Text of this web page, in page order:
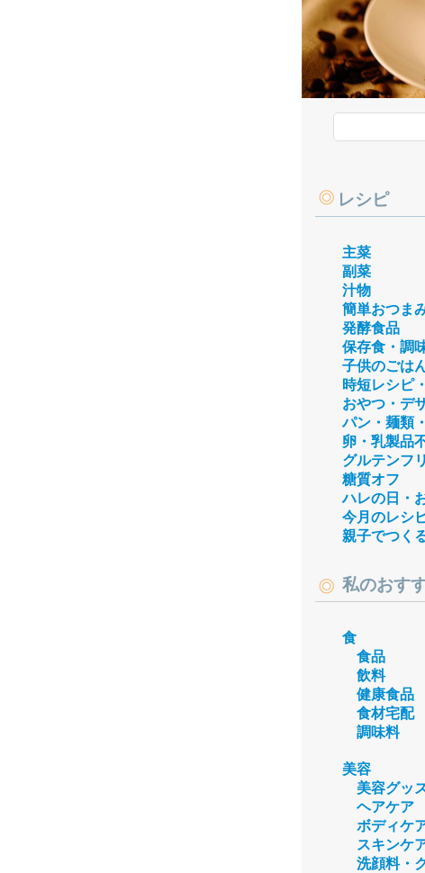
レシピ
主菜
副菜
汁物
簡単おつま
発酵食品
保存食・調
子供のごは
時短レシピ
おやつ・デ
パン・麺類
卵・乳製品
グルテンフ
糖質オフ
ハレの日・
今月のレシ
親子でつく
私のおす
食
食品
飲料
健康食品
食材宅配
調味料
美容
美容グッ
ヘアケア
ボディケ
スキンケ
洗顔料・